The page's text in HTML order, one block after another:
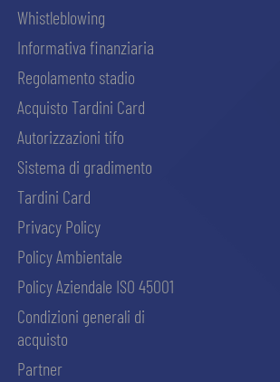
Whistleblowing
Informativa finanziaria
Regolamento stadio
Acquisto Tardini Card
Autorizzazioni tifo
Sistema di gradimento
Tardini Card
Privacy Policy
Policy Ambientale
Policy Aziendale ISO 45001
Condizioni generali di
acquisto
Partner